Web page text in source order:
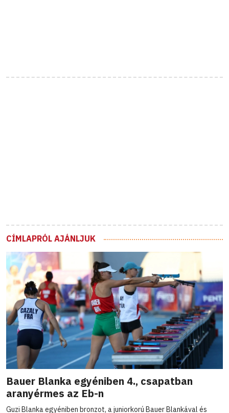
CÍMLAPRÓL AJÁNLJUK
Bauer Blanka egyéniben 4., csapatban
aranyérmes az Eb-n
Guzi Blanka egyéniben bronzot, a juniorkorú Bauer Blankával és